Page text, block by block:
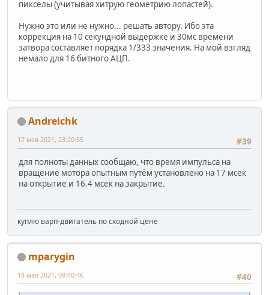
пикселы (учитывая хитрую геометрию лопастей).
Нужно это или не нужно... решать автору. Ибо эта
коррекция на 10 секундной выдержке и 30мс времени
затвора составляет порядка 1/333 значения. На мой взгляд
немало для 16 битного АЦП.
Andreichk
#39
17 мая 2021, 23:20:55
для полноты данных сообщаю, что время импульса на
вращение мотора опытным путём установлено на 17 мсек
на открытие и 16.4 мсек на закрытие.
куплю варп-двигатель по сходной цене
mparygin
#40
18 мая 2021, 09:40:46